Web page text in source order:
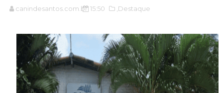
canindesantos.com.br 15:50 ,Destaque